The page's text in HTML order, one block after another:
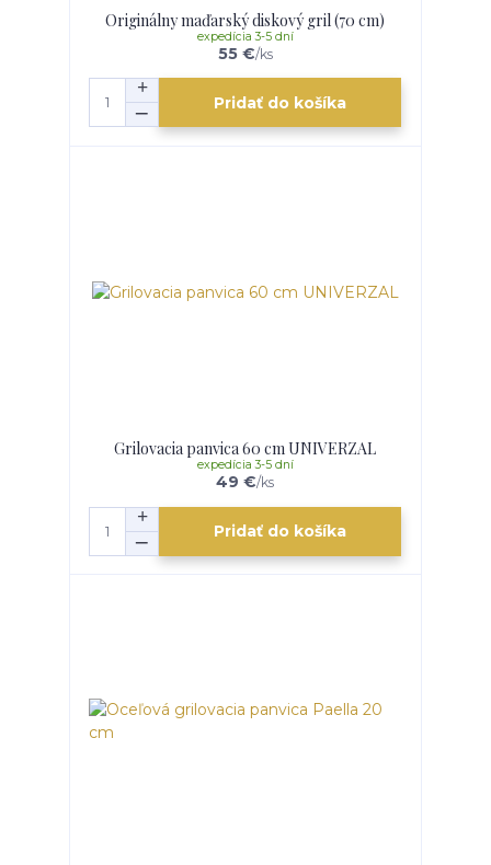
Originálny maďarský diskový gril (70 cm)
55 €/ks
expedícia 3-5 dní
Pridať do košíka
Grilovacia panvica 60 cm UNIVERZAL
49 €/ks
expedícia 3-5 dní
Pridať do košíka